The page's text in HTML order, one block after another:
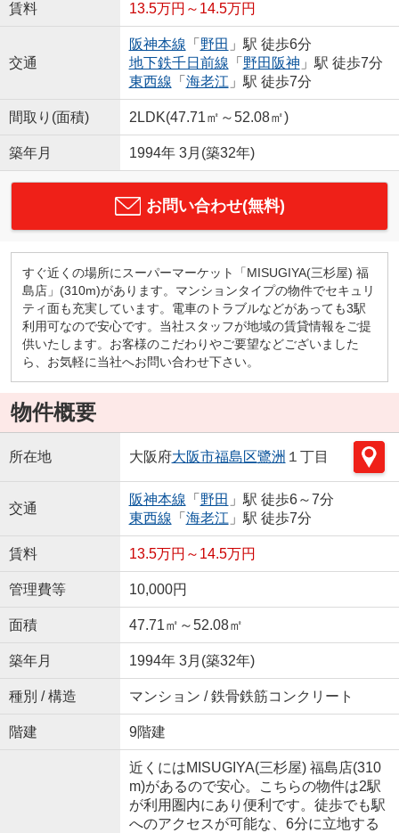
賃料 13.5万円～14.5万円
交通
阪神本線 「 野田 」駅 徒歩6分
地下鉄千日前線 「 野田阪神 」駅 徒歩7分
東西線 「 海老江 」駅 徒歩7分
間取り(面積) 2LDK(47.71㎡～52.08㎡)
築年月 1994年 3月(築32年)
お問い合わせ(無料)
すぐ近くの場所にスーパーマーケット「MISUGIYA(三杉屋) 福
島店」(310m)があります。マンションタイプの物件でセキュリ
ティ面も充実しています。電車のトラブルなどがあっても3駅
利用可なので安心です。当社スタッフが地域の賃貸情報をご提
供いたします。お客様のこだわりやご要望などございました
ら、お気軽に当社へお問い合わせ下さい。
物件概要
所在地 大阪府大阪市福島区鷺洲 １丁目
交通
阪神本線 「 野田 」駅 徒歩6～7分
東西線 「 海老江 」駅 徒歩7分
賃料 13.5万円～14.5万円
管理費等 10,000円
面積 47.71㎡～52.08㎡
築年月 1994年 3月(築32年)
種別 / 構造 マンション / 鉄骨鉄筋コンクリート
階建 9階建
近くにはMISUGIYA(三杉屋) 福島店(310
m)があるので安心。こちらの物件は2駅
が利用圏内にあり便利です。徒歩でも駅
へのアクセスが可能な、6分に立地する